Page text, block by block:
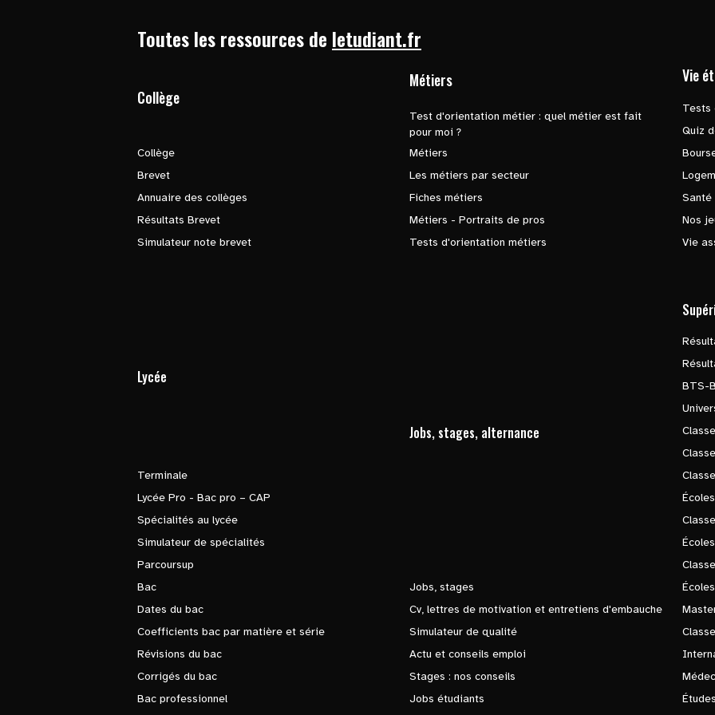
Toutes les ressources de letudiant.fr
Collège
Collège
Brevet
Annuaire des collèges
Résultats Brevet
Simulateur note brevet
Métiers
Test d'orientation métier : quel métier est fait
pour moi ?
Métiers
Les métiers par secteur
Fiches métiers
Métiers - Portraits de pros
Tests d'orientation métiers
Vie
Tests
Quiz
Santé
Nos
Vie
Lycée
Terminale
Lycée Pro - Bac pro – CAP
Spécialités au lycée
Simulateur de spécialités
Parcoursup
Bac
Dates du bac
Coefficients bac par matière et série
Révisions du bac
Corrigés du bac
Bac professionnel
Jobs, stages, alternance
Jobs, stages
Cv, lettres de motivation et entretiens d'embauche
Simulateur de qualité
Actu et conseils emploi
Stages : nos conseils
Jobs étudiants
BTS-